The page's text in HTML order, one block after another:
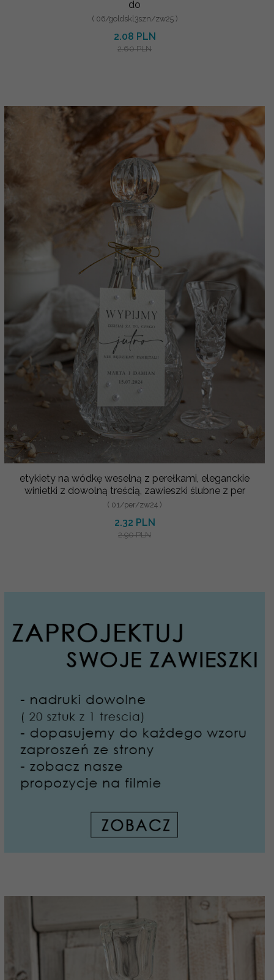
do
( 06/goldskl3szn/zw25 )
2.08 PLN
2.60 PLN
etykiety na wódkę weselną z perełkami, eleganckie
winietki z dowolną treścią, zawieszki ślubne z per
( 01/per/zw24 )
2.32 PLN
2.90 PLN